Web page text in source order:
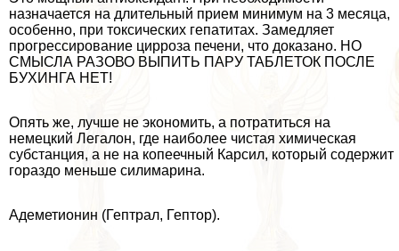
назначается на длительный прием минимум на 3 месяца,
особенно, при токсических гепатитах. Замедляет
прогрессирование цирроза печени, что доказано. НО
СМЫСЛА РАЗОВО ВЫПИТЬ ПАРУ ТАБЛЕТОК ПОСЛЕ
БУХИНГА НЕТ!
Опять же, лучше не экономить, а потратиться на
немецкий Легалон, где наиболее чистая химическая
субстанция, а не на копеечный Карсил, который содержит
гораздо меньше силимарина.
Адеметионин (Гептрал, Гептор).